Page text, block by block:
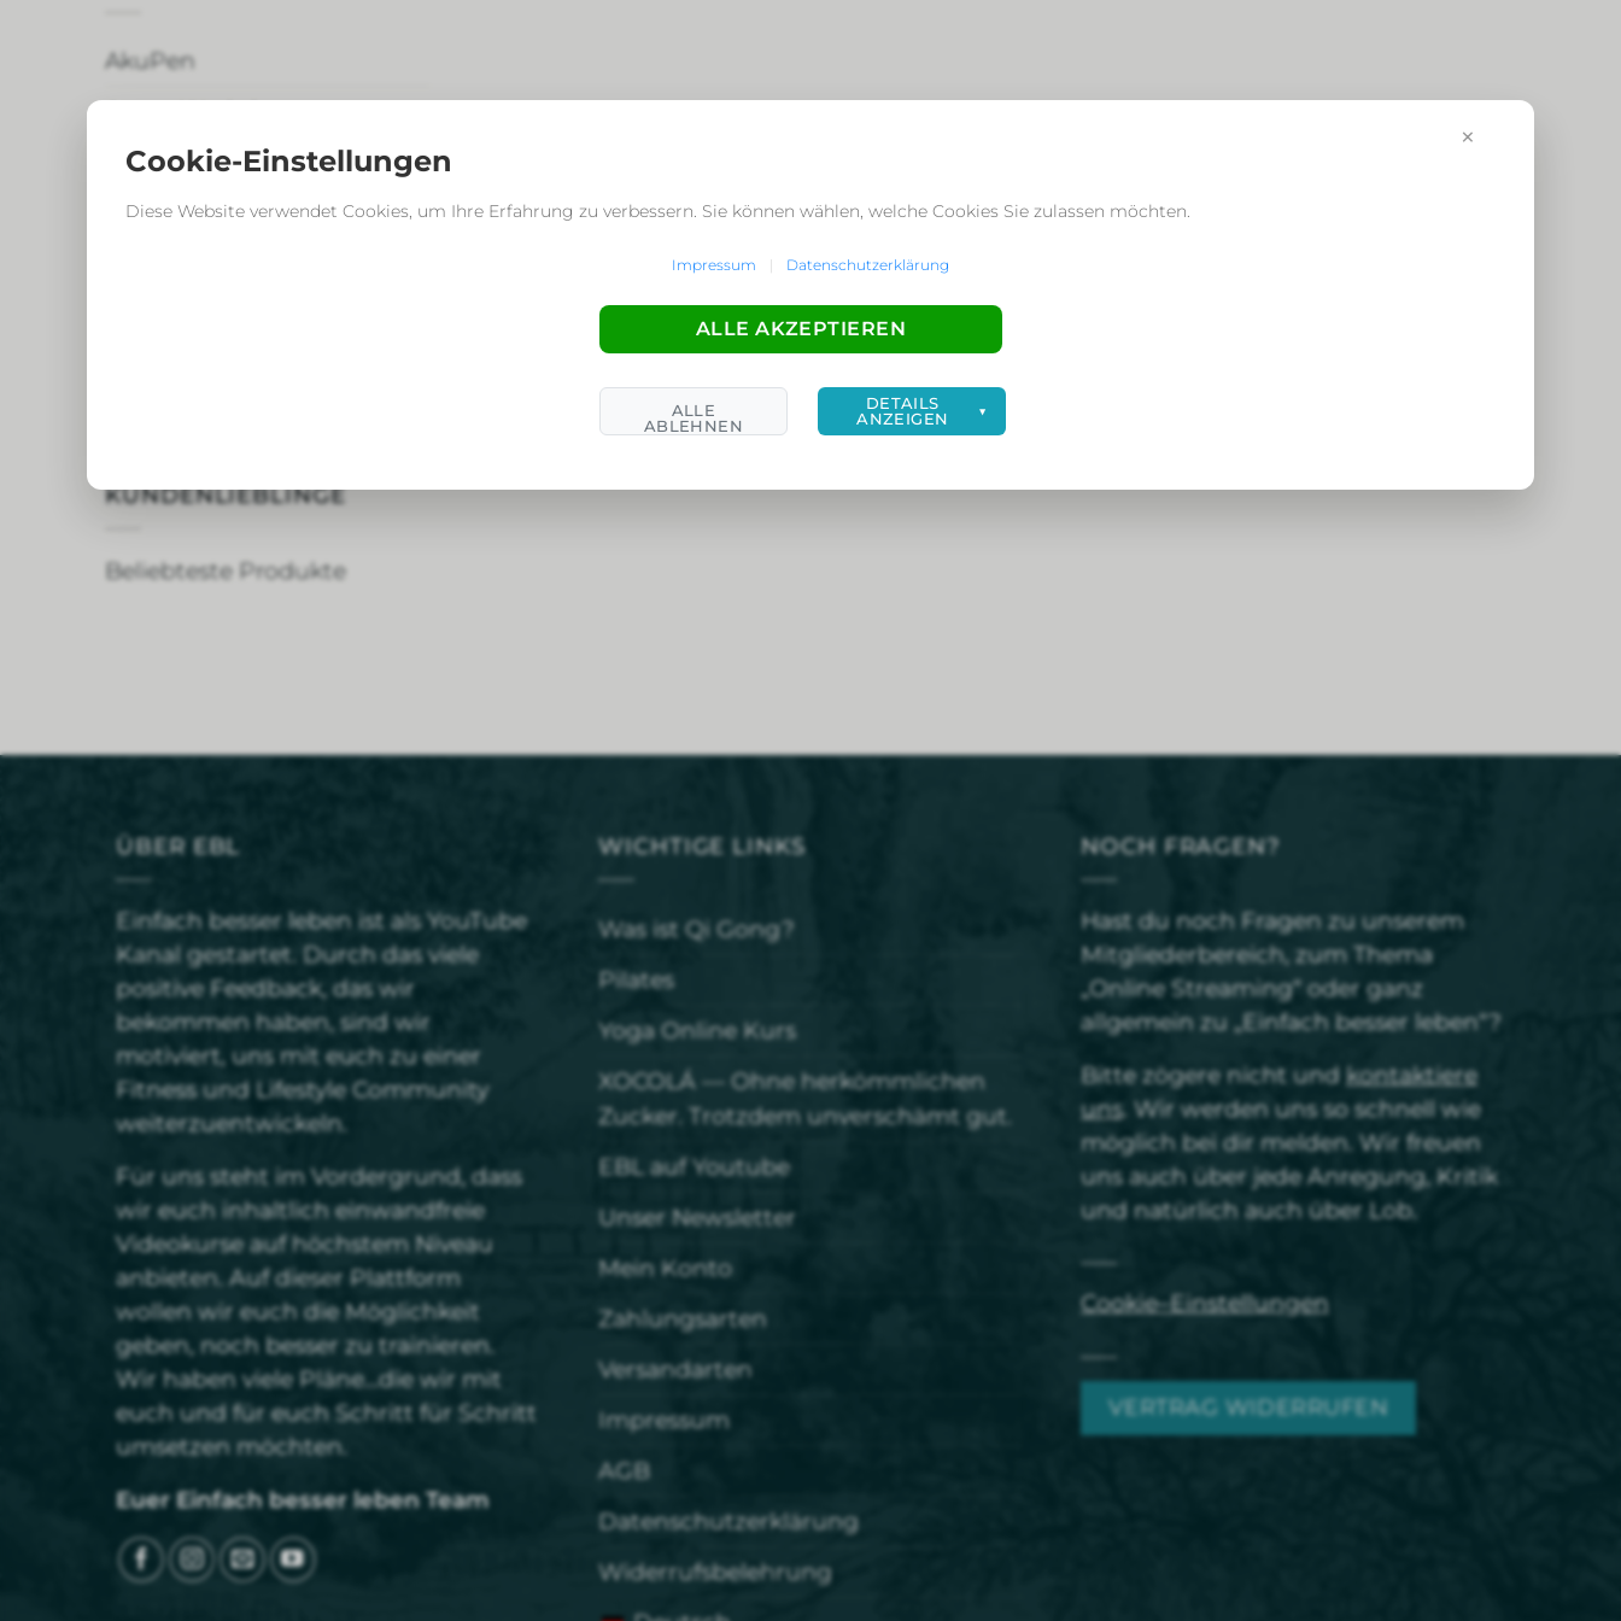
AkuPen
Ballaststoffe plus
Coaching Online
KUNDENLIEBLINGE
Beliebteste Produkte
ÜBER EBL
Einfach besser leben ist als YouTube
Kanal gestartet. Durch das viele
positive Feedback, das wir
bekommen haben, sind wir
motiviert, uns mit euch zu einer
Fitness und Lifestyle Community
weiterzuentwickeln.
Für uns steht im Vordergrund, dass
wir euch inhaltlich einwandfreie
Videokurse auf höchstem Niveau
anbieten. Auf dieser Plattform
wollen wir euch die Möglichkeit
geben, noch besser zu trainieren.
Wir haben viele Pläne…die wir mit
euch und für euch Schritt für Schritt
umsetzen möchten.
Euer Einfach besser leben Team
WICHTIGE LINKS
Was ist Qi Gong?
Pilates
Yoga Online Kurs
XOCOLÁ — Ohne herkömmlichen
Zucker. Trotzdem unverschämt gut.
EBL auf Youtube
Unser Newsletter
Mein Konto
Zahlungsarten
Versandarten
Impressum
AGB
Datenschutzerklärung
Widerrufsbelehrung
NOCH FRAGEN?
Hast du noch Fragen zu unserem
Mitgliederbereich, zum Thema
„Online Streaming“ oder ganz
allgemein zu „Einfach besser leben“?
Bitte zögere nicht und kontaktiere
uns. Wir werden uns so schnell wie
möglich bei dir melden. Wir freuen
uns auch über jede Anregung, Kritik
und natürlich auch über Lob.
Cookie–Einstellungen
VERTRAG WIDERRUFEN
×
Cookie-Einstellungen
Diese Website verwendet Cookies, um Ihre Erfahrung zu verbessern. Sie können wählen, welche Cookies Sie zulassen möchten.
Impressum | Datenschutzerklärung
ALLE
ABLEHNEN
ALLE AKZEPTIEREN
DETAILS
ANZEIGEN
▼